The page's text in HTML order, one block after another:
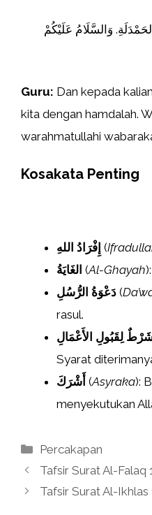
وَالسَّلَامُ عَلَيْكُمْ
Guru: Dan kepada
kita dengan hamdalah.
warahmatullahi
Kosakata Penting
إِفْرَادُ اللهِ (
الغَايَةُ (Al-Ghayah
دَعْوَةُ الرُّسُلِ (
rasul.
لِقَبُولِ الأَعْمَالِ
Syarat
أَشْرَكَ (Asyraka):
menyekutukan
Kategori
Percakapan
Tafsir Surat Al-Falaq
Tafsir Surat Al-Ikhlas